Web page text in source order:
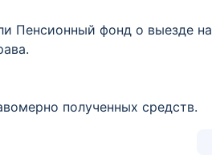
Пенсионный фонд о выезде на
полученных средств.​